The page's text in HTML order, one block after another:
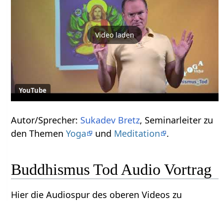
Video laden
YouTube
Autor/Sprecher: Sukadev Bretz, Seminarleiter zu
den ThemenYoga und Meditation .
Buddhismus Tod Audio Vortrag
Hier die Audiospur des oberen Videos zu